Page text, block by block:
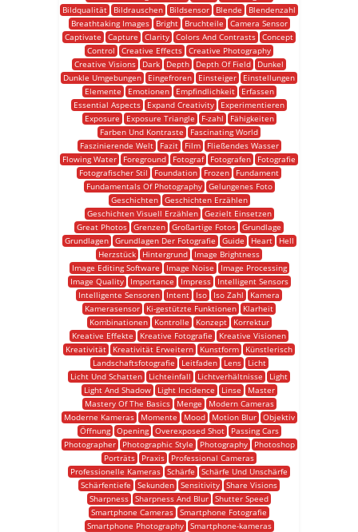
Bildqualität
Bildrauschen Bildsensor Blende
Blendenzahl
Breathtaking Images
Bright Bruchteile
Camera Sensor
Captivate
Capture Clarity Colors And Contrasts Concept
Control
Creative Effects Creative Photography
Creative Visions
Dark Depth Depth Of Field
Dunkel
Dunkle Umgebungen
Eingefroren Einsteiger
Einstellungen
Elemente
Emotionen Empfindlichkeit
Erfassen
Essential Aspects
Expand Creativity
Experimentieren
Exposure
Exposure Triangle F-zahl
Fähigkeiten
Farben Und Kontraste
Fascinating World
Faszinierende Welt
Fazit Film
Fließendes Wasser
Flowing Water
Foreground Fotograf Fotografen
Fotografie
Fotografischer Stil
Foundation Frozen
Fundament
Fundamentals Of Photography
Gelungenes Foto
Geschichten
Geschichten Erzählen
Geschichten Visuell Erzählen
Gezielt Einsetzen
Great Photos Grenzen Großartige Fotos Grundlage
Grundlagen
Grundlagen Der Fotografie Guide Heart
Hell
Herzstück
Hintergrund
Image Brightness
Image Editing Software
Image Noise
Image Processing
Image Quality
Importance Impress
Intelligent Sensors
Intelligente Sensoren
Intent Iso Iso Zahl
Kamera
Kamerasensor
Ki-gestützte Funktionen
Klarheit
Kombinationen
Kontrolle Konzept
Korrektur
Kreative Effekte
Kreative Fotografie
Kreative Visionen
Kreativität
Kreativität Erweitern Kunstform
Künstlerisch
Landschaftsfotografie
Leitfaden Lens
Licht
Licht Und Schatten
Lichteinfall Lichtverhältnisse
Light
Light And Shadow
Light Incidence Linse
Master
Mastery Of The Basics
Menge
Modern Cameras
Moderne Kameras
Momente Mood Motion Blur
Objektiv
Öffnung
Opening Overexposed Shot
Passing Cars
Photographer
Photographic Style Photography
Photoshop
Porträts
Praxis
Professional Cameras
Professionelle Kameras Schärfe
Schärfe Und Unschärfe
Schärfentiefe
Sekunden Sensitivity Share Visions
Sharpness Sharpness And Blur Shutter Speed
Smartphone Cameras Smartphone Fotografie
Smartphone Photography
Smartphone-kameras